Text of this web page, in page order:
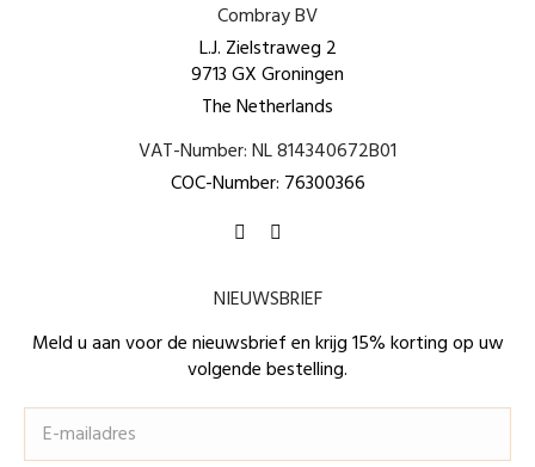
Combray BV
L.J. Zielstraweg 2
9713 GX Groningen
The Netherlands
VAT-Number: NL 814340672B01
COC-Number: 76300366
Facebook
opens
in
new
window
Instagram
opens
in
new
window
NIEUWSBRIEF
Meld u aan voor de nieuwsbrief en krijg 15% korting op uw
volgende bestelling.